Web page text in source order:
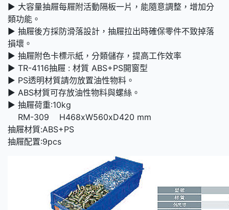
► 大容量抽屜每屜附活動隔板一片，能隨意調整，增加分
類功能。
► 抽屜後方採防滑落設計，抽屜拉出時確保零件不致掉落
損壞。
► 抽屜附色卡標示紙，分類儲存，提高工作效率
► TR-4116抽屜 : 材質 ABS+PS開窗型
► PS透明材質請勿放置油性物料。
► ABS材質可存放油性物料與螺絲。
► 抽屜荷重:10kg
RM-309 H468xW560xD420 mm
抽屜材質:ABS+PS
抽屜配置:9pcs